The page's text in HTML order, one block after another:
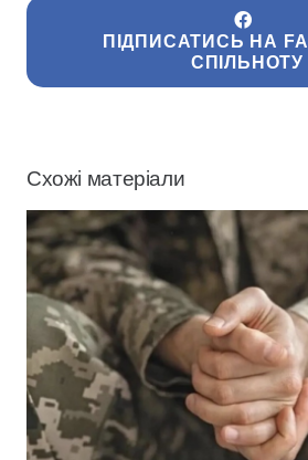
ПІДПИСАТИСЬ НА
СПІЛЬНОТУ
Схожі матеріали